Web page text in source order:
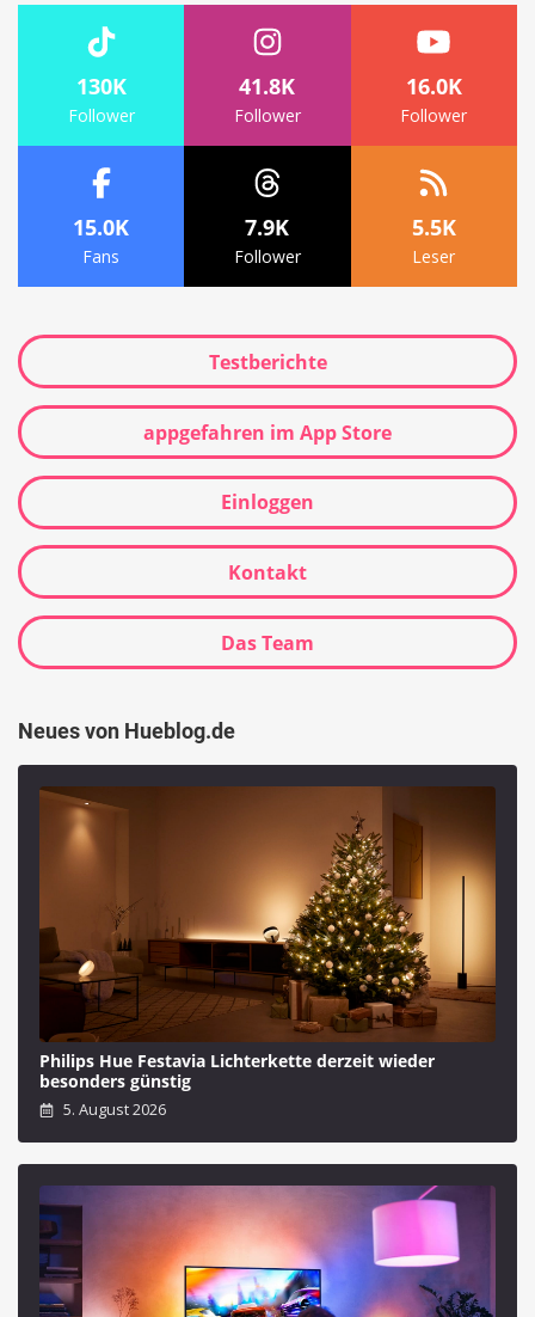
130K
Follower
41.8K
Follower
16.0K
Follower
15.0K
Fans
7.9K
Follower
5.5K
Leser
Testberichte
appgefahren im App Store
Einloggen
Kontakt
Das Team
Neues von Hueblog.de
Philips Hue Festavia Lichterkette derzeit wieder
besonders günstig
5. August 2026